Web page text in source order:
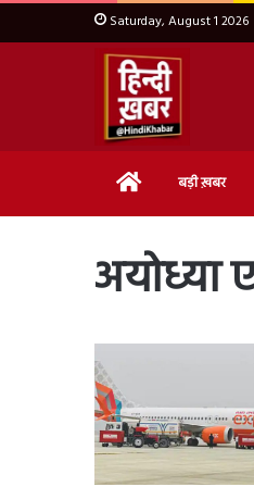
Saturday, August 1 2026
Home बड़ी ख़बर
अयोध्या